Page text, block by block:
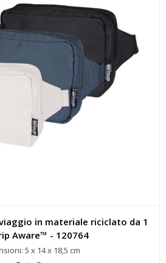
in materiale riciclato da 1
Aware™ - 120764
5 x 14 x 18,5 cm